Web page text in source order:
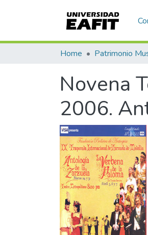
Home Patrimonio
Novena
2006.